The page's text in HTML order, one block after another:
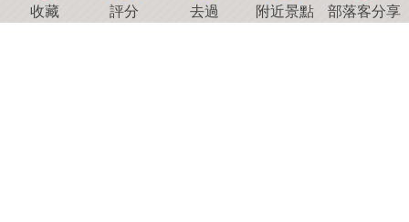
收藏 評分 去過 附近景點 部落客分享